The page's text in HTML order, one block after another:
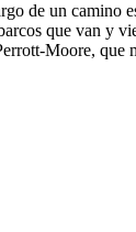
de un camino
que van y
Moore,